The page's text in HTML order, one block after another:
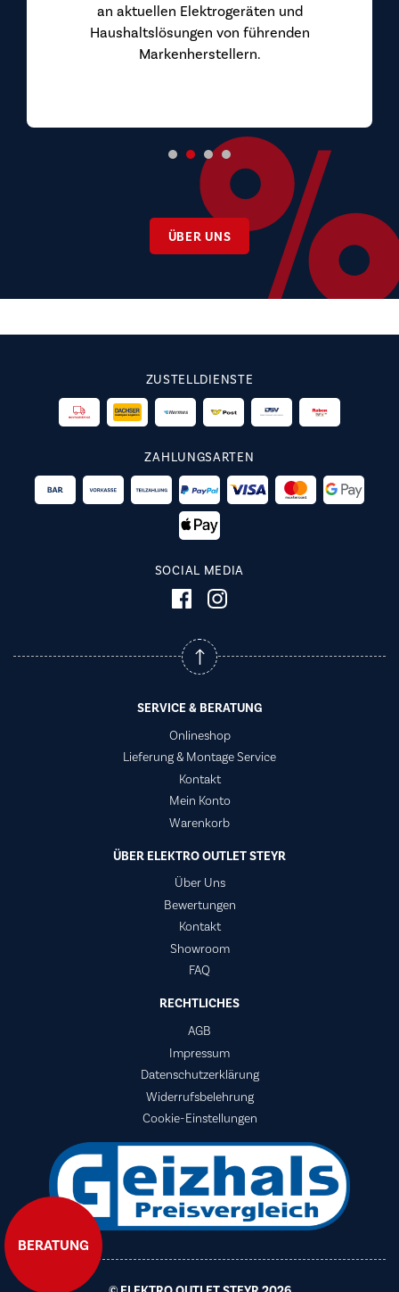
BERATUNG
an aktuellen Elektrogeräten und
Haushaltslösungen von führenden
Markenherstellern.
ÜBER UNS
ZUSTELLDIENSTE
ZAHLUNGSARTEN
SOCIAL MEDIA
SERVICE & BERATUNG
Onlineshop
Lieferung & Montage Service
Kontakt
Mein Konto
Warenkorb
ÜBER ELEKTRO OUTLET STEYR
Über Uns
Bewertungen
Kontakt
Showroom
FAQ
RECHTLICHES
AGB
Impressum
Datenschutzerklärung
Widerrufsbelehrung
Cookie-Einstellungen